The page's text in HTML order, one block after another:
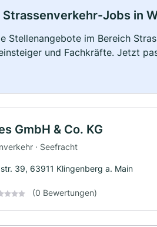
Strassenverkehr-Jobs in
Stellenangebote im Bereich
und Fachkräfte. Jetzt
GmbH & Co. KG
· Seefracht
39, 63911 Klingenberg a. Main
(0 Bewertungen)